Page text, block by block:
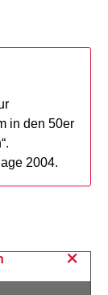
in den 50er
2004.